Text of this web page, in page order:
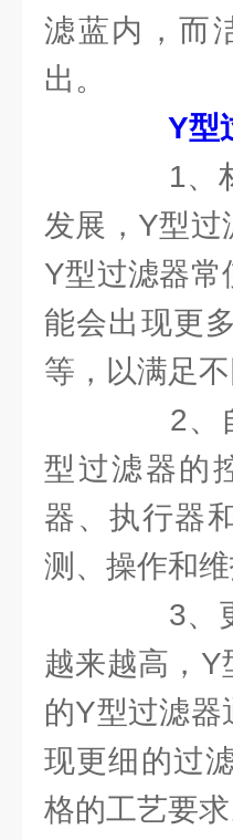
滤蓝内，而
出。
Y型
1、材
发展，Y型过
Y型过滤器常
能会出现更
等，以满足
2、自
型过滤器的
器、执行器
测、操作和
3、更
越来越高，
的Y型过滤
现更细的过
格的工艺要求